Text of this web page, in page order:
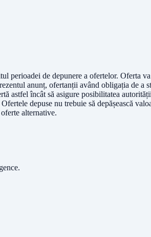
perioadei de depunere a ofertelor. Oferta
anunț, ofertanții având obligația de a
astfel încât să asigure posibilitatea
depuse nu trebuie să depășească
alternative.